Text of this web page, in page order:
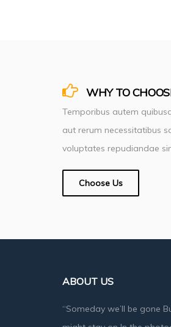
WHY TO
Temporibus autem
aut rerum necessitatibus
voluptates repudiandae
Choose Us
ABOUT US
“Someday we’ll be gone